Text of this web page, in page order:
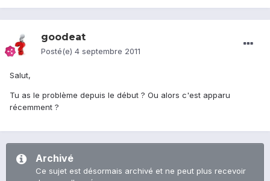
goodeat
Posté(e) 4 septembre 2011
Salut,
Tu as le problème depuis le début ? Ou alors c'est apparu
récemment ?
Archivé
Ce sujet est désormais archivé et ne peut plus recevoir